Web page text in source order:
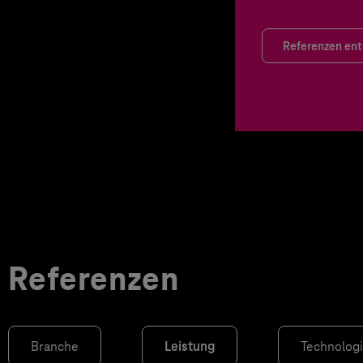
Referenzen
Referenzen
Branche Leistung